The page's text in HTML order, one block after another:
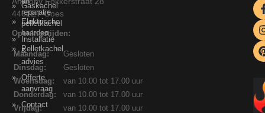
reparatie
pelletkachel
Installatie
&
advies
Offerte
aanvraag
Contact
Gaskachel
Elektrische
haarden
Pelletkachel
4462ET Goes
Openingstijden:
Maandag:
Gesloten
Dinsdag:
Gesloten
Woensdag:
van 10.00 tot 17.00 uur
Donderdag:
van 10.00 tot 17.00 uur
Vrijdag:
van 10.00 tot 17.00 uur